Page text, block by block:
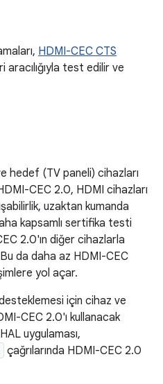
HDMI-CEC CTS
test edilir ve
hedef (TV paneli) cihazları
CEC 2.0, HDMI cihazları
uzaktan kumanda
kapsamlı sertifika testi
2.0'ın diğer cihazlarla
da daha az HDMI-CEC
yol açar.
için cihaz ve
CEC 2.0'ı kullanacak
uygulaması,
çağrılarında HDMI-CEC 2.0